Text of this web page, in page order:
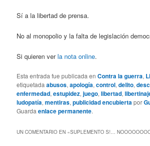
Sí a la libertad de prensa.
No al monopolio y la falta de legislación
Si quieren verla nota online.
Esta entrada fue publicada enContra la guerra,
etiquetadaabusos,apología,control,delito,
enfermedad,estupidez,juego,libertad,
ludopatía,mentiras,publicidad encubiertapor
Guardaenlace permanente.
UN COMENTARIO EN «SUPLEMENTO S!…